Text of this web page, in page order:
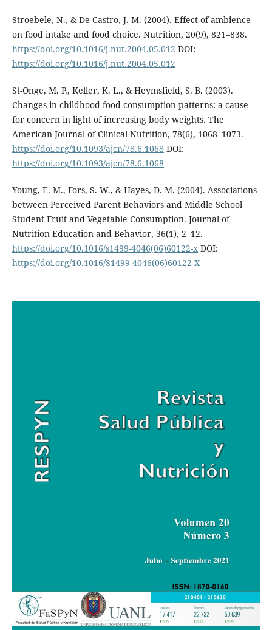
Stroebele, N., & De Castro, J. M. (2004). Effect of ambience
on food intake and food choice. Nutrition, 20(9), 821–838.
https://doi.org/10.1016/j.nut.2004.05.012 DOI:
https://doi.org/10.1016/j.nut.2004.05.012
St-Onge, M. P., Keller, K. L., & Heymsfield, S. B. (2003).
Changes in childhood food consumption patterns: a cause
for concern in light of increasing body weights. The
American Journal of Clinical Nutrition, 78(6), 1068–1073.
https://doi.org/10.1093/ajcn/78.6.1068 DOI:
https://doi.org/10.1093/ajcn/78.6.1068
Young, E. M., Fors, S. W., & Hayes, D. M. (2004). Associations
between Perceived Parent Behaviors and Middle School
Student Fruit and Vegetable Consumption. Journal of
Nutrition Education and Behavior, 36(1), 2–12.
https://doi.org/10.1016/s1499-4046(06)60122-xDOI:
https://doi.org/10.1016/S1499-4046(06)60122-X